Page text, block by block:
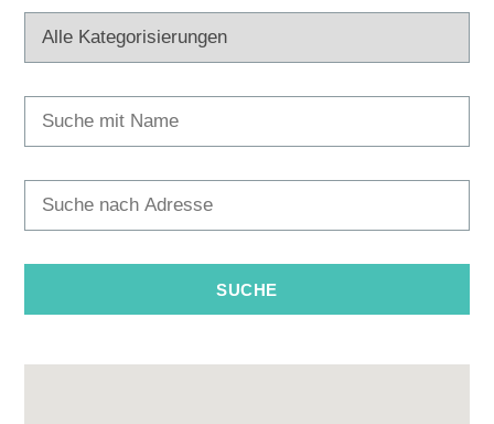
de
info@kastela-info.hr
21216 Kaštel Stari, Hrvatska